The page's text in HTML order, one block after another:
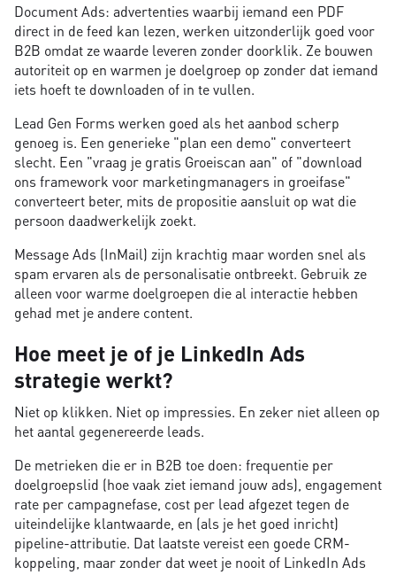
Document Ads: advertenties waarbij iemand een PDF
direct in de feed kan lezen, werken uitzonderlijk goed voor
B2B omdat ze waarde leveren zonder doorklik. Ze bouwen
autoriteit op en warmen je doelgroep op zonder dat iemand
iets hoeft te downloaden of in te vullen.
Lead Gen Forms werken goed als het aanbod scherp
genoeg is. Een generieke "plan een demo" converteert
slecht. Een "vraag je gratis Groeiscan aan" of "download
ons framework voor marketingmanagers in groeifase"
converteert beter, mits de propositie aansluit op wat die
persoon daadwerkelijk zoekt.
Message Ads (InMail) zijn krachtig maar worden snel als
spam ervaren als de personalisatie ontbreekt. Gebruik ze
alleen voor warme doelgroepen die al interactie hebben
gehad met je andere content.
Hoe meet je of je LinkedIn Ads
strategie werkt?
Niet op klikken. Niet op impressies. En zeker niet alleen op
het aantal gegenereerde leads.
De metrieken die er in B2B toe doen: frequentie per
doelgroepslid (hoe vaak ziet iemand jouw ads), engagement
rate per campagnefase, cost per lead afgezet tegen de
uiteindelijke klantwaarde, en (als je het goed inricht)
pipeline-attributie. Dat laatste vereist een goede CRM-
koppeling, maar zonder dat weet je nooit of LinkedIn Ads